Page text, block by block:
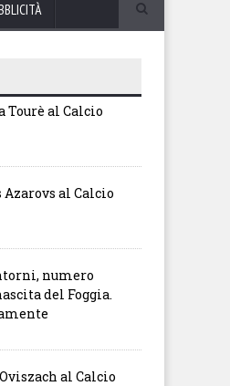
al Calcio
al Calcio
numero
del Foggia.
al Calcio